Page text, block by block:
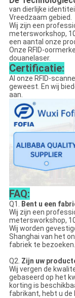
van dierlijke
Vreedzaam gebied.
Wij zijn een
metersworkshop,
een aantal onze
Onze RFID-
douanelaser.
Certificatie:
Al onze RFID-
geweest. En wij
aan.
FAQ:
Q1. Bent u een
Wij zijn een
metersworkshop,
Wij worden
Shanghai van het
fabriek te bezoeken.
Q2. Zijn uw
Wij vergen de
gebaseerd op het
korting is
fabrikant, hebt u